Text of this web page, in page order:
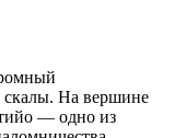
скалы. На вершине
— одно из